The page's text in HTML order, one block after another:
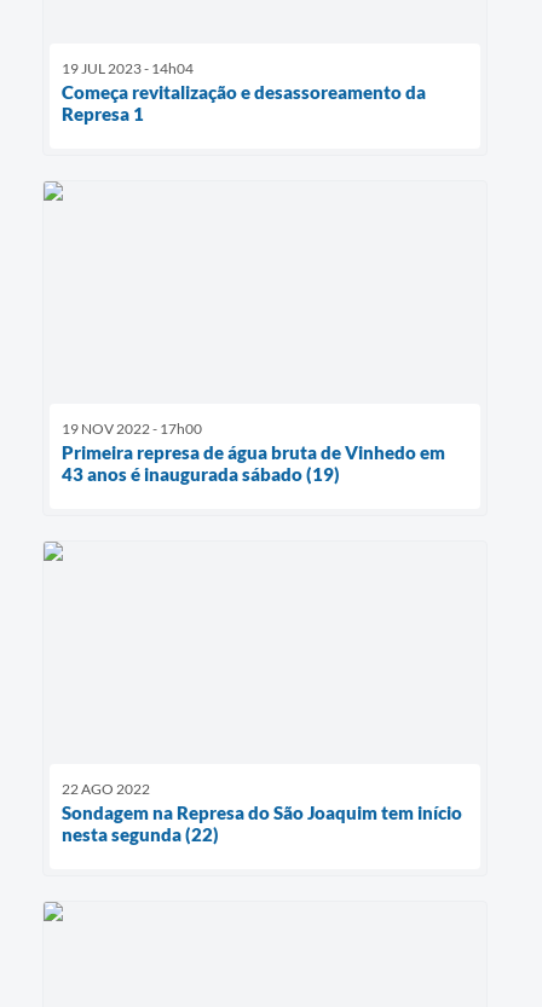
19 JUL 2023 - 14h04
Começa revitalização e desassoreamento da
Represa 1
19 NOV 2022 - 17h00
Primeira represa de água bruta de Vinhedo em
43 anos é inaugurada sábado (19)
22 AGO 2022
Sondagem na Represa do São Joaquim tem início
nesta segunda (22)